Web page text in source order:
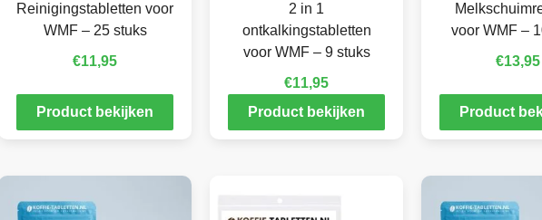
Reinigingstabletten voor
WMF – 25 stuks
€11,95
Product bekijken
2 in 1
ontkalkingstabletten
voor WMF – 9 stuks
€11,95
Product bekijken
voor WMF –
€13,95
Product